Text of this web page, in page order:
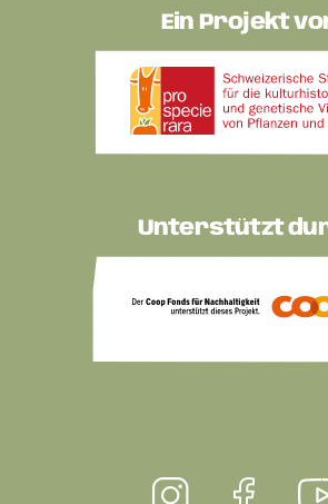
Ein Projekt
Unterstützt